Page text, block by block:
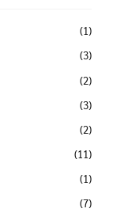
(1)
(3)
(2)
(3)
(2)
(11)
(1)
(7)